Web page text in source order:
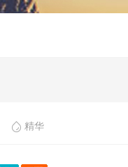
精华